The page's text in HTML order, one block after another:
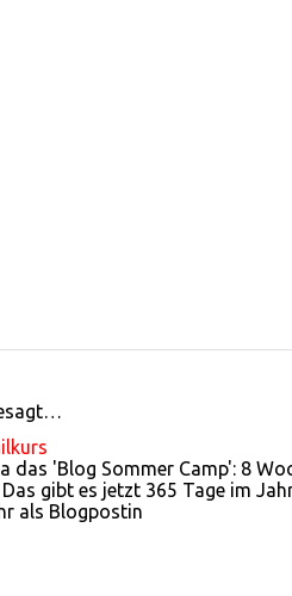
das 'Blog Sommer Camp': 8
gibt es jetzt 365 Tage im
als Blogpostin